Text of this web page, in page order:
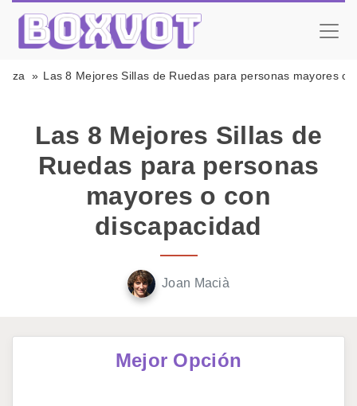
Las 8 Mejores Sillas de Ruedas para personas mayores o
Las 8 Mejores Sillas de
Ruedas para personas
mayores o con
discapacidad
Joan Macià
Mejor Opción